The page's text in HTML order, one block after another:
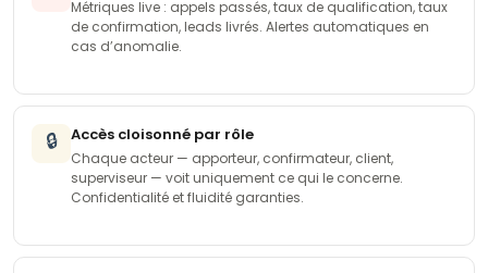
Métriques live : appels passés, taux de qualification, taux
de confirmation, leads livrés. Alertes automatiques en
cas d’anomalie.
🔒 Accès cloisonné par rôle
Chaque acteur — apporteur, confirmateur, client,
superviseur — voit uniquement ce qui le concerne.
Confidentialité et fluidité garanties.